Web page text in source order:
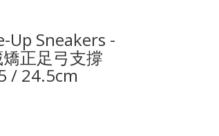
Up Sneakers -
正足弓支撐
/ 24.5cm